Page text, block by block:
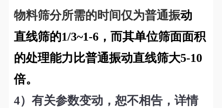
物料筛分所需的时间仅为普通振动
直线筛的1/3~1-6，而其单位筛面面积
的处理能力比普通振动直线筛大5-10
倍。
4） 有关参数变动，恕不相告，详情